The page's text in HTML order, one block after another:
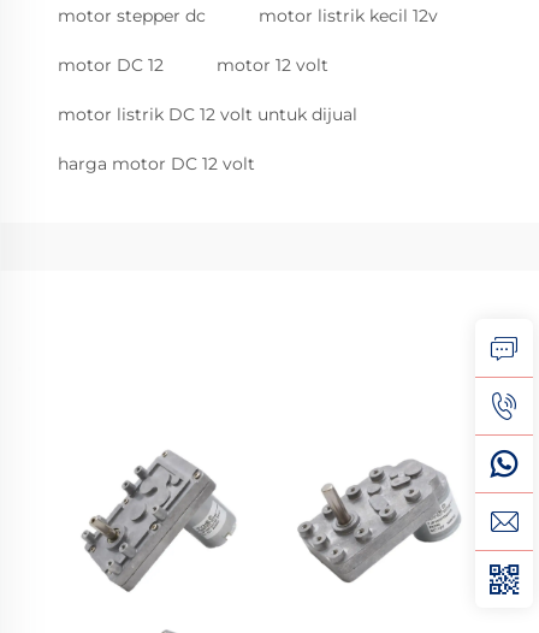
motor stepper dc motor listrik kecil 12v
motor DC 12 motor 12 volt
motor listrik DC 12 volt untuk dijual
harga motor DC 12 volt